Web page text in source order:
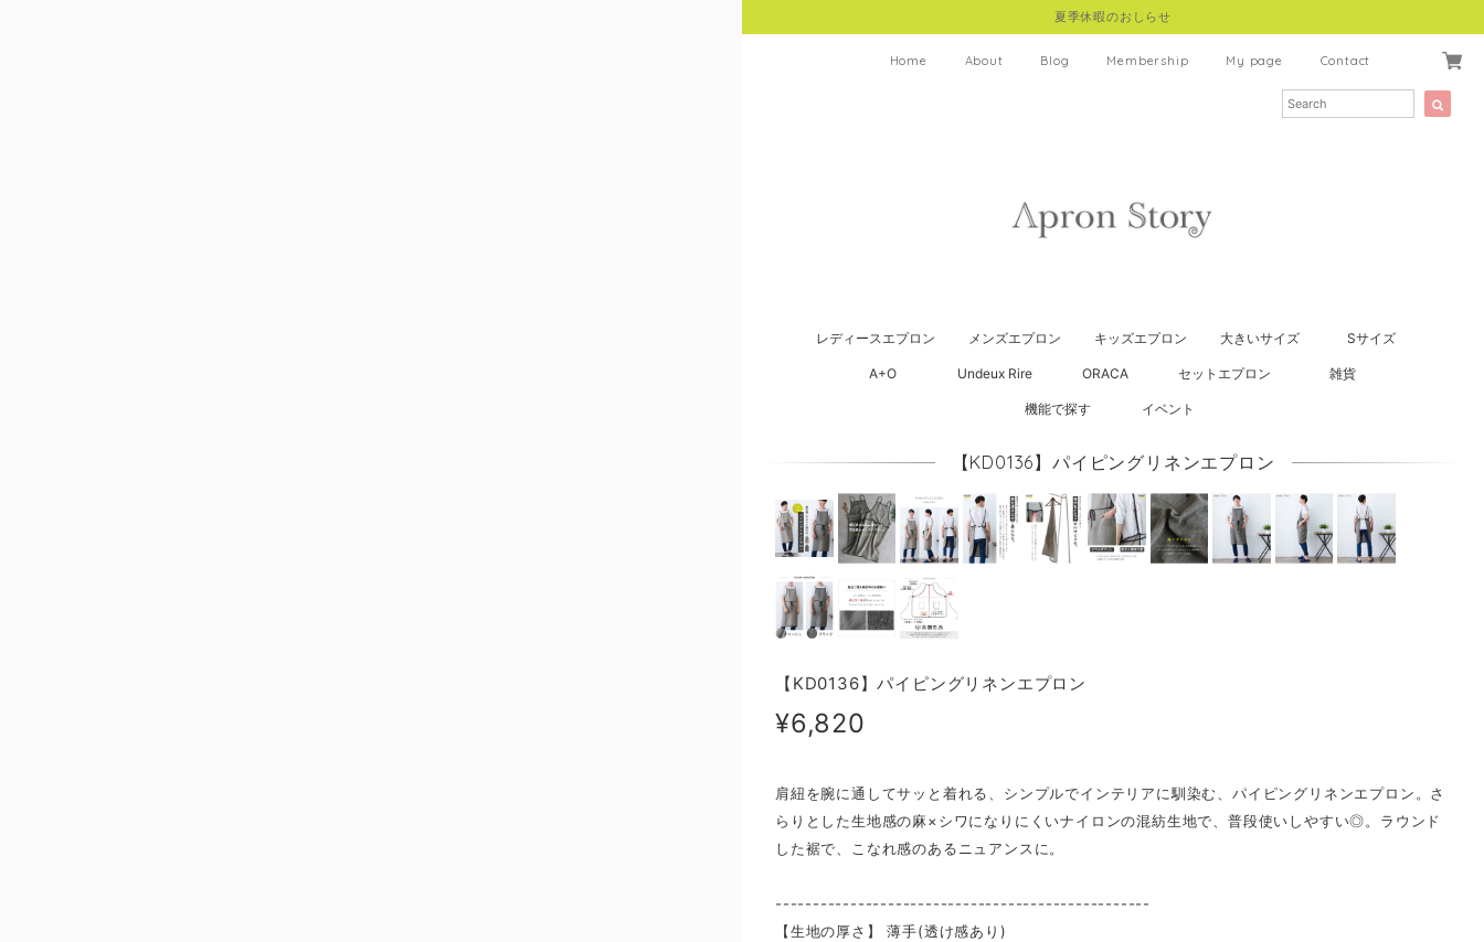
夏季休暇のおしらせ
Home About Blog Membership My page Contact
レディースエプロン メンズエプロン キッズエプロン 大きいサイズ Sサイズ
A+O Undeux Rire ORACA セットエプロン 雑貨
機能で探す イベント
【KD0136】パイピングリネンエプロン
【KD0136】パイピングリネンエプロン
¥6,820
肩紐を腕に通してサッと着れる、シンプルでインテリアに馴染む、パイピングリネンエプロン。さ
らりとした生地感の麻×シワになりにくいナイロンの混紡生地で、普段使いしやすい◎。ラウンド
した裾で、こなれ感のあるニュアンスに。
--------------------------------------------------
【生地の厚さ】 ​薄手(透け感あり)